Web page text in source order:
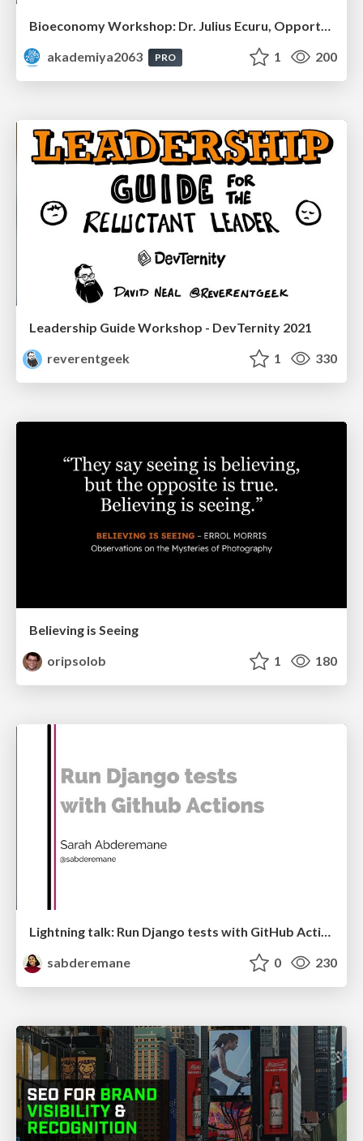
Bioeconomy Workshop: Dr. Julius Ecuru, Opportunities for a Bioeconomy in West Africa
akademiya2063
PRO 1 200
Leadership Guide Workshop - DevTernity 2021
reverentgeek
1 330
Believing is Seeing
oripsolob
1 180
Lightning talk: Run Django tests with GitHub Actions
sabderemane
0 230